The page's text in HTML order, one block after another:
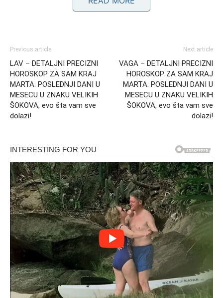
Intuicija jača uprkos haosu
upravo unutrašnji osećaj vodi ka pravim zaključcima.
Međutim, taj proces dolazi kroz unutrašnje sukobe i
napetost.
Sudbinski trenuci koji ostavljaju
trag
Prekretnice koje se pamte
Previous article
LAV – DETALJNI PRECIZNI
HOROSKOP ZA SAM KRAJ
MARTA: POSLEDNJI DANI U
MESECU U ZNAKU VELIKIH
ŠOKOVA, evo šta vam sve
dolazi!
Next article
VAGA – DETALJNI PRECIZNI
HOROSKOP ZA SAM KRAJ
MARTA: POSLEDNJI DANI U
MESECU U ZNAKU VELIKIH
ŠOKOVA, evo šta vam sve
dolazi!